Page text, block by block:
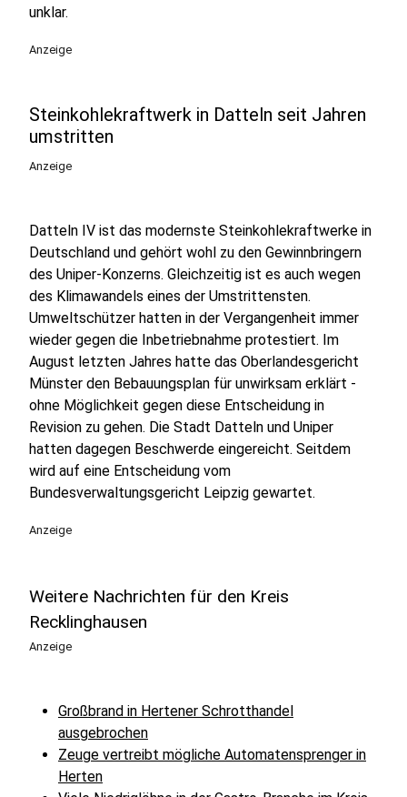
unklar.
Anzeige
Steinkohlekraftwerk in Datteln seit Jahren
umstritten
Anzeige
Datteln IV ist das modernste Steinkohlekraftwerke in
Deutschland und gehört wohl zu den Gewinnbringern
des Uniper-Konzerns. Gleichzeitig ist es auch wegen
des Klimawandels eines der Umstrittensten.
Umweltschützer hatten in der Vergangenheit immer
wieder gegen die Inbetriebnahme protestiert. Im
August letzten Jahres hatte das Oberlandesgericht
Münster den Bebauungsplan für unwirksam erklärt -
ohne Möglichkeit gegen diese Entscheidung in
Revision zu gehen. Die Stadt Datteln und Uniper
hatten dagegen Beschwerde eingereicht. Seitdem
wird auf eine Entscheidung vom
Bundesverwaltungsgericht Leipzig gewartet.
Anzeige
Weitere Nachrichten für den Kreis
Recklinghausen
Anzeige
Großbrand in Hertener Schrotthandel
ausgebrochen
Zeuge vertreibt mögliche Automatensprenger in
Herten